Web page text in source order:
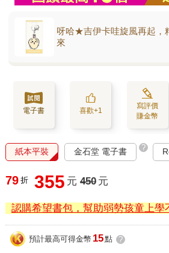
呀哈★吉伊卡哇旋風再起，
來
電子書 喜歡+1
寫評價
賺金幣
紙本平裝 金石堂 電子書 ?
79 折 355 元 450 元
認購希望書包，幫助弱勢孩童上學
預計最高可得金幣 15點 ?